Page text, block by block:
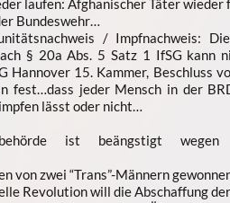
laufen: Afghanischer Täter wieder
Bundeswehr…
/ Impfnachweis:
§ 20a Abs. 5 Satz 1 IfSG kann
Hannover 15. Kammer, Beschluss
fest…dass jeder Mensch in der
lässt oder nicht…
ist beängstigt wegen
von zwei “Trans”-Männern
Revolution will die Abschaffung